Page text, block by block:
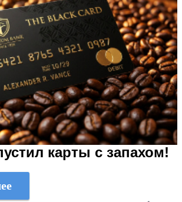
карты с запахом!